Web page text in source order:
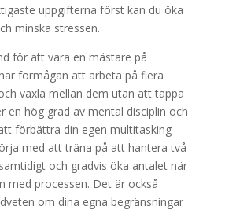
uppgifterna först kan du öka
minska stressen.
för att vara en mästare på
förmågan att arbeta på flera
växla mellan dem utan att tappa
en hög grad av mental disciplin och
förbättra din egen multitasking-
med att träna på att hantera två
och gradvis öka antalet när
med processen. Det är också
om dina egna begränsningar